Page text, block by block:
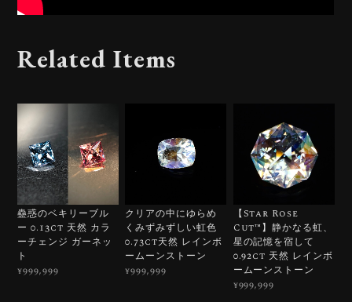
Related Items
蠱惑のベキリーブル
ー 0.13ct 天然 カラ
ーチェンジ ガーネッ
ト
¥999,999
クリアの中にゆらめ
くみずみずしい虹色
0.73ct天然 レインボ
ームーンストーン
¥999,999
【Star Rose
Cut™️】静かなる虹、
星の記憶を宿して
0.92ct 天然 レインボ
ームーンストーン
¥999,999